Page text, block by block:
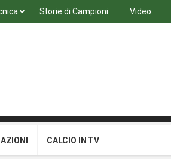
Storie di Campioni Video
CALCIO IN TV